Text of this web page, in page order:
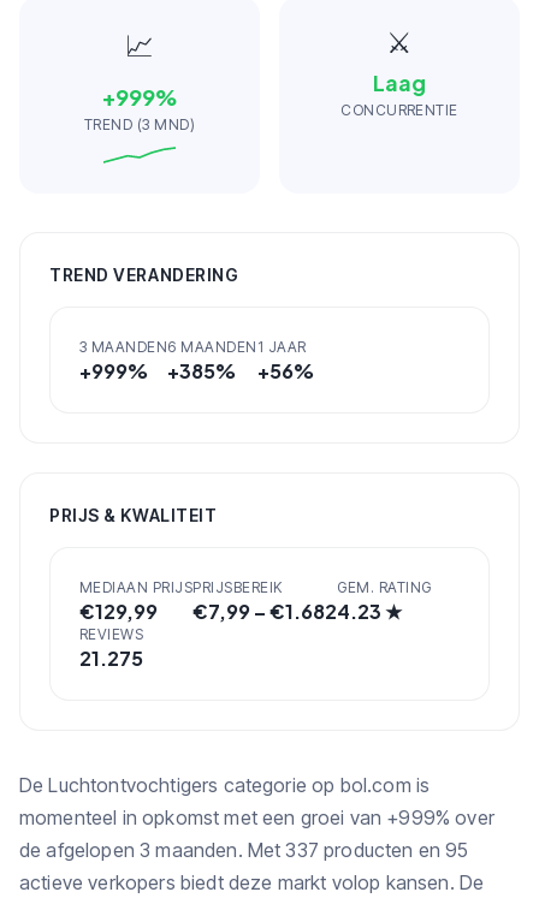
📈
+999%
TREND (3 MND)
⚔️
Laag
CONCURRENTIE
TREND VERANDERING
3 MAANDEN
+999%
6 MAANDEN
+385%
1 JAAR
+56%
PRIJS & KWALITEIT
MEDIAAN PRIJS
€129,99
PRIJSBEREIK
€7,99– €1.682
GEM. RATING
4.23★
REVIEWS
21.275
De Luchtontvochtigers categorie op bol.com is
momenteel in opkomst met een groei van +999% over
de afgelopen 3 maanden. Met 337 producten en 95
actieve verkopers biedt deze markt volop kansen. De